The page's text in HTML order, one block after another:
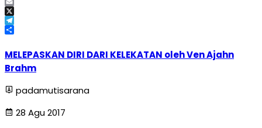
Email
X
Telegram
MELEPASKAN DIRI DARI KELEKATAN oleh Ven Ajahn
Brahm
padamutisarana
28 Agu 2017